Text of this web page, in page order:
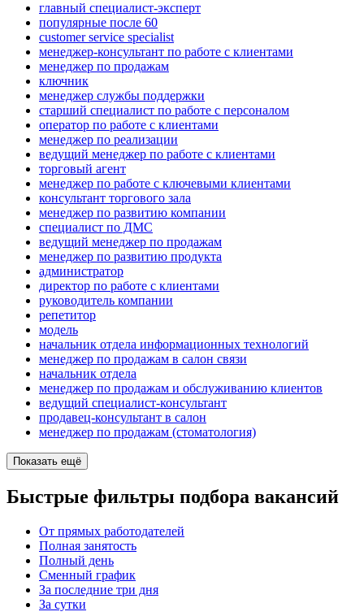
главный специалист-эксперт
популярные после 60
customer service specialist
менеджер-консультант по работе с клиентами
менеджер по продажам
ключник
менеджер службы поддержки
старший специалист по работе с персоналом
оператор по работе с клиентами
менеджер по реализации
ведущий менеджер по работе с клиентами
торговый агент
менеджер по работе с ключевыми клиентами
консультант торгового зала
менеджер по развитию компании
специалист по ДМС
ведущий менеджер по продажам
менеджер по развитию продукта
администратор
директор по работе с клиентами
руководитель компании
репетитор
модель
начальник отдела информационных технологий
менеджер по продажам в салон связи
начальник отдела
менеджер по продажам и обслуживанию клиентов
ведущий специалист-консультант
продавец-консультант в салон
менеджер по продажам (стоматология)
Показать ещё
Быстрые фильтры подбора вакансий
От прямых работодателей
Полная занятость
Полный день
Сменный график
За последние три дня
За сутки